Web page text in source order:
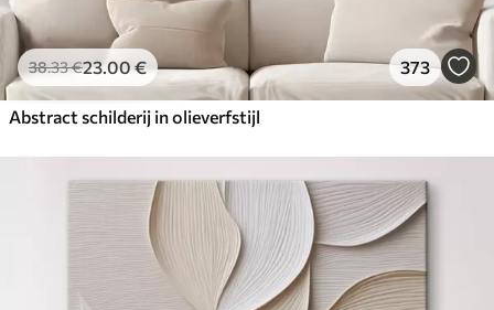
38.33€23.00€ 373
Abstract schilderij in olieverfstijl